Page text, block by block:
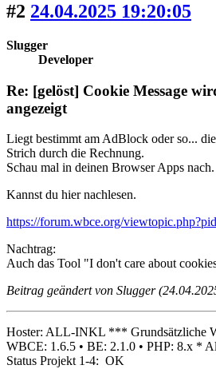
#2 24.04.2025 19:20:05
Slugger
Developer
Re: [gelöst] Cookie Message
angezeigt
Liegt bestimmt am AdBlock oder so...
Strich durch die Rechnung.
Schau mal in deinen Browser Apps nach.
Kannst du hier nachlesen.
https://forum.wbce.org/
Nachtrag:
Auch das Tool "I don't care about
Beitrag geändert von Slugger
Hoster: ALL-INKL *** Grundsätzliche
WBCE: 1.6.5 • BE: 2.1.0 • PHP: 8.x *
Status Projekt 1-4: OK